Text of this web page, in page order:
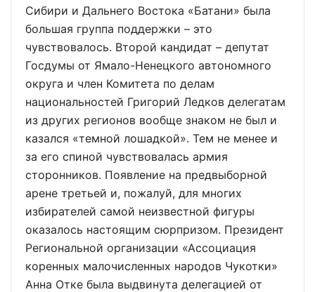
Сибири и Дальнего Востока «Батани» была
большая группа поддержки – это
чувствовалось. Второй кандидат – депутат
Госдумы от Ямало-Ненецкого автономного
округа и член Комитета по делам
национальностей Григорий Ледков делегатам
из других регионов вообще знаком не был и
казался «темной лошадкой». Тем не менее и
за его спиной чувствовалась армия
сторонников. Появление на предвыборной
арене третьей и, пожалуй, для многих
избирателей самой неизвестной фигуры
оказалось настоящим сюрпризом. Президент
Региональной организации «Ассоциация
коренных малочисленных народов Чукотки»
Анна Отке была выдвинута делегацией от